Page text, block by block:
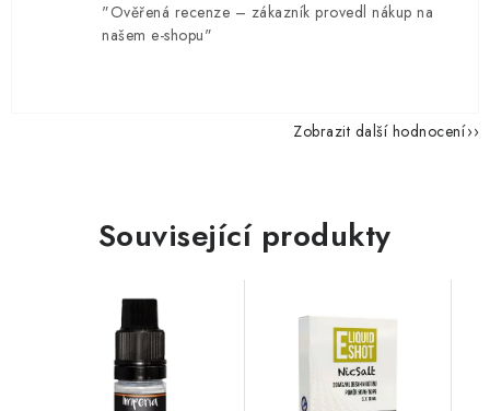
"Ověřená recenze – zákazník provedl nákup na
našem e-shopu"
Zobrazit další hodnocení
Související produkty